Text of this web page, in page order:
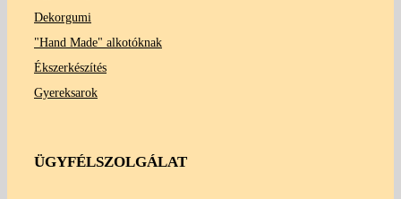
Dekorgumi
"Hand Made" alkotóknak
Ékszerkészítés
Gyereksarok
ÜGYFÉLSZOLGÁLAT